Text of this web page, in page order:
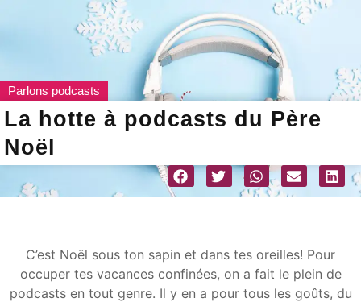
Parlons podcasts
La hotte à podcasts du Père
Noël
C’est Noël sous ton sapin et dans tes oreilles! Pour
occuper tes vacances confinées, on a fait le plein de
podcasts en tout genre. Il y en a pour tous les goûts, du